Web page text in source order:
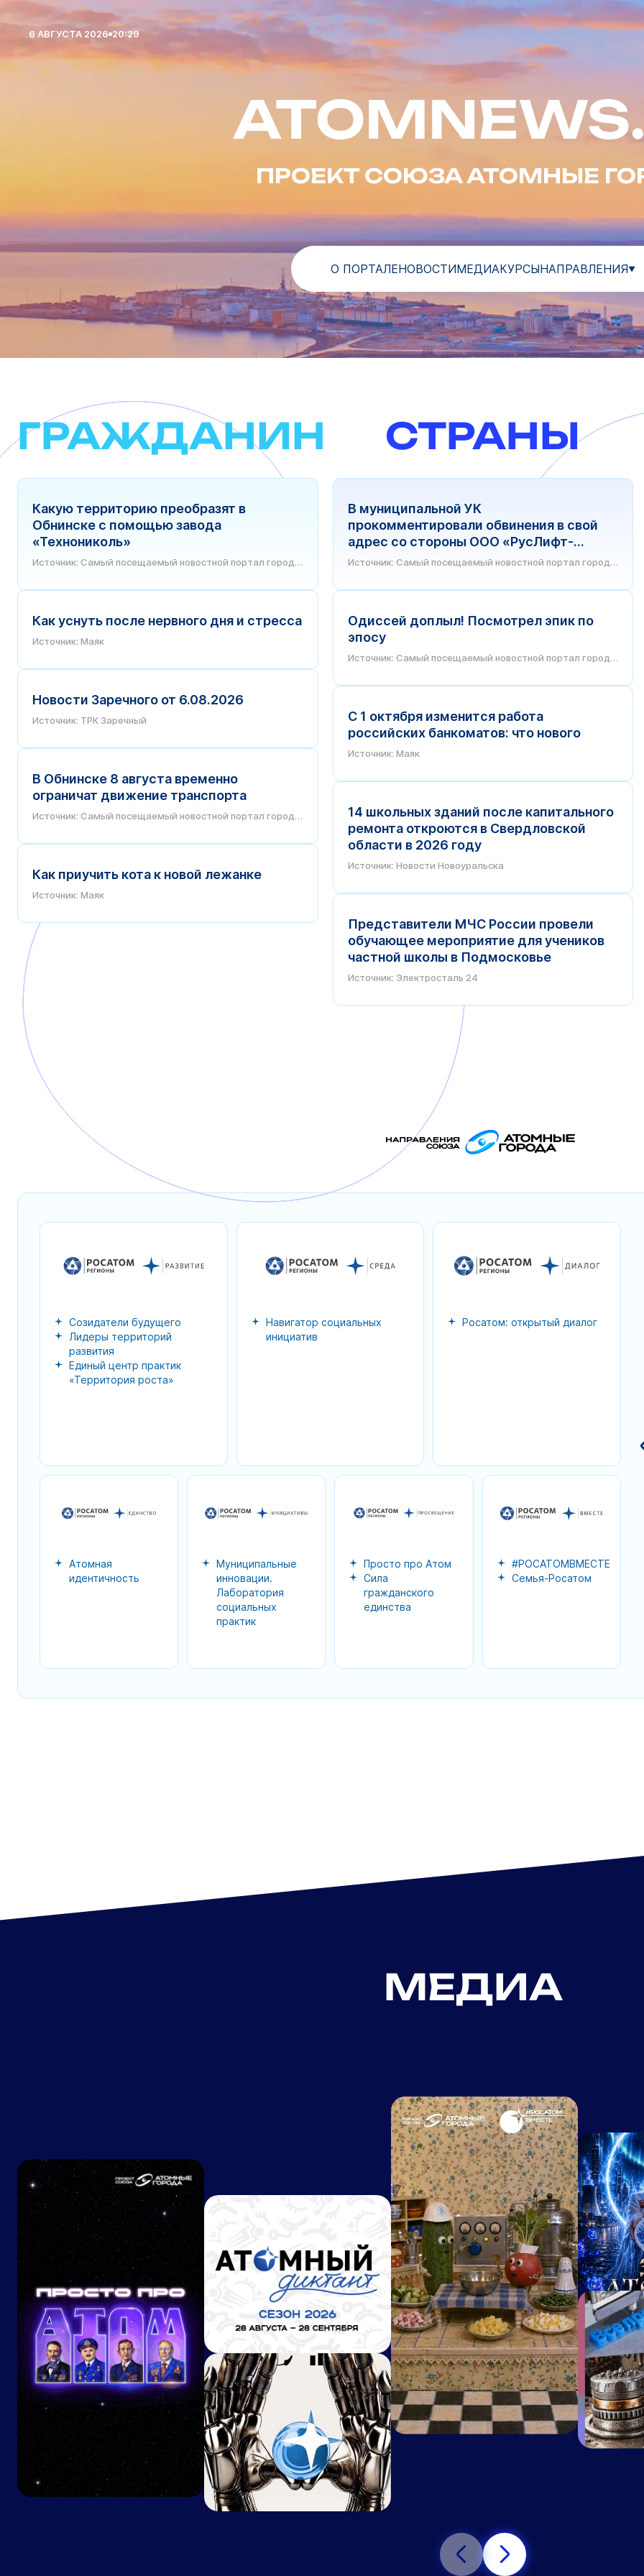
6 АВГУСТА 2026 20:29
ПРОЕКТ СОЮЗА АТОМНЫЕ
О ПОРТАЛЕНОВОСТИМЕДИАКУРСЫНАПРАВЛЕНИЯ▼
ГРАЖДАНИН
Какую территорию преобразят в
Обнинске с помощью завода
«Технониколь»
Источник: Самый посещаемый новостной портал города
Как уснуть после нервного дня и стресса
Источник: Маяк
Новости Заречного от 6.08.2026
Источник: ТРК Заречный
В Обнинске 8 августа временно
ограничат движение транспорта
Источник: Самый посещаемый новостной портал города
Как приучить кота к новой лежанке
Источник: Маяк
СТРАНЫ
В муниципальной УК
прокомментировали обвинения в свой
адрес со стороны ООО «РусЛифт-
Обнинск»
Источник: Самый посещаемый новостной портал города
Одиссей доплыл! Посмотрел эпик по
эпосу
Источник: Самый посещаемый новостной портал города
С 1 октября изменится работа
российских банкоматов: что нового
Источник: Маяк
14 школьных зданий после капитального
ремонта откроются в Свердловской
области в 2026 году
Источник: Новости Новоуральска
Представители МЧС России провели
обучающее мероприятие для учеников
частной школы в Подмосковье
Источник: Электросталь 24
Созидатели будущего
Лидеры территорий
развития
Единый центр практик
«Территория роста»
Навигатор социальных
инициатив
Росатом: открытый диалог
Атомная
идентичность
Муниципальные
инновации.
Лаборатория
социальных
практик
Просто про Атом
Сила
гражданского
единства
#РОСАТОМВМЕСТЕ
Семья-Росатом
узнать то, о чем раньше, возможно, даже не
задумывались. Мир атома огромен: энергия и
медицина, Арктика и космос, новые
важно каждому — чтобы лучше понимать
atomdiktant.ru
МЕДИА